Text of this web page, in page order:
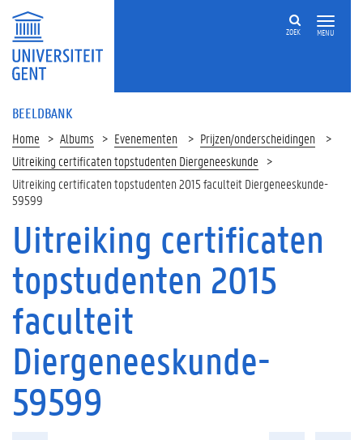
MENU
ZOEK
BEELDBANK
Home Albums Evenementen
Prijzen/onderscheidingen
Uitreiking certificaten topstudenten Diergeneeskunde
Uitreiking certificaten topstudenten 2015 faculteit Diergeneeskunde-
59599
Uitreiking certificaten
topstudenten 2015
faculteit
Diergeneeskunde-
59599